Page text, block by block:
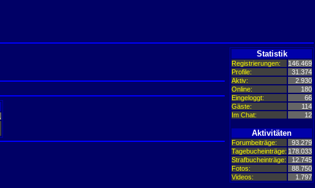
Statistik
Registrierungen:
146.469
Profile:
31.374
Aktiv:
2.930
Online:
180
Eingeloggt:
66
Gäste:
114
Im Chat:
12
Aktivitäten
Forumbeiträge:
93.279
Tagebucheinträge: 178.033
Strafbucheinträge:
12.745
Fotos:
88.750
Videos:
1.797